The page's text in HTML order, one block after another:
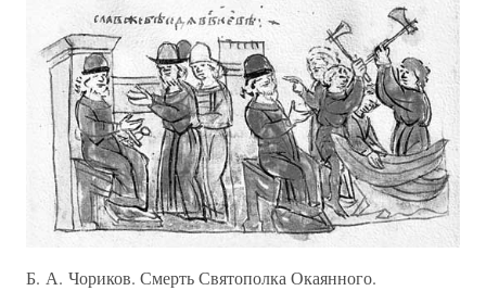
Б. А. Чориков. Смерть Святополка Окаянного.